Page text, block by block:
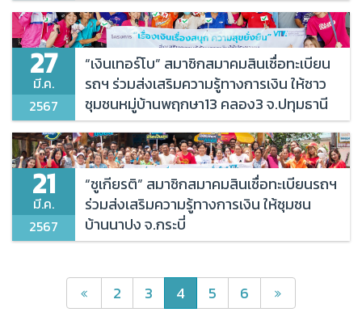
ปรับปรุงโครงสร้างหนี้
รายงาน
เงินต้นและดอกเบี้ย
มาตรการขอความร่วมมือ
หลักเกณฑ์และข้อกำหนดในการประกอบธุรกิจให้สินเชื่อ
สมาชิก
สมาชิกสมาคม
ติดต่อเรา
“เงินเทอร์โบ” สมาชิกสมาคมสินเชื่อทะเบียน
รถฯ ร่วมส่งเสริมความรู้ทางการเงิน ให้ชาว
ชุมชนหมู่บ้านพฤกษา13 คลอง3 จ.ปทุมธานี
27
มี.ค.
2567
“ชูเกียรติ” สมาชิกสมาคมสินเชื่อทะเบียนรถฯ
ร่วมส่งเสริมความรู้ทางการเงิน ให้ชุมชน
บ้านนาปง จ.กระบี่
21
มี.ค.
2567
2 3 4 5 6